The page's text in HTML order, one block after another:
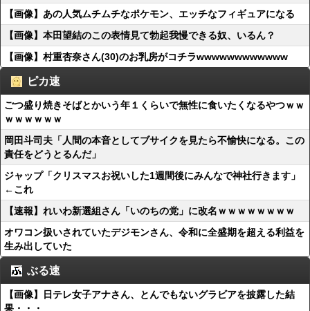
【画像】あの人気ムチムチなポケモン、エッチなフィギュアになる
【画像】本田望結のこの表情見て勃起我慢できる奴、いるん？
【画像】村重杏奈さん(30)のお乳房がコチラwwwwwwwwwwww
ピカ速
ごつ盛り焼きそばとかいう年１くらいで無性に食いたくなるやつｗｗ
ｗｗｗｗｗｗ
岡田斗司夫「人間の本音としてブサイクを見たら不愉快になる。この
責任をどうとるんだ」
ジャップ「クリスマスお祝いした1週間後にみんなで神社行きます」
←これ
【速報】れいわ新選組さん「いのちの党」に改名ｗｗｗｗｗｗｗｗ
オワコン扱いされていたデジモンさん、令和に全盛期を超える利益を
生み出していた
ぶる速
【画像】日テレ女子アナさん、とんでもないグラビアを披露した結
果・・・